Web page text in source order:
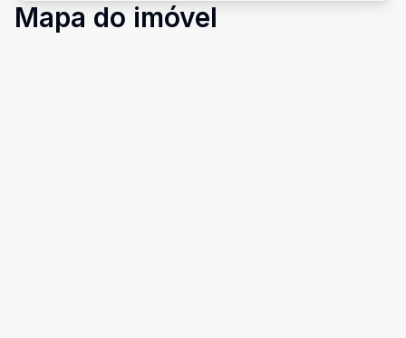
Mapa do imóvel